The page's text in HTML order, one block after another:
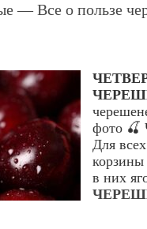
— Все о пользе
фото 🍒
Для
в них